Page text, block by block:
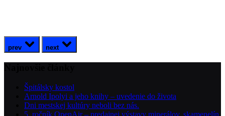
prev next
Špitálsky kostol
Arnold Ipolyi a jeho knihy – uvedenie do života
Dni mestskej kultúry neboli bez nás.
5. ročník OpenAir – predajnej výstavy minerálov, skamenelín